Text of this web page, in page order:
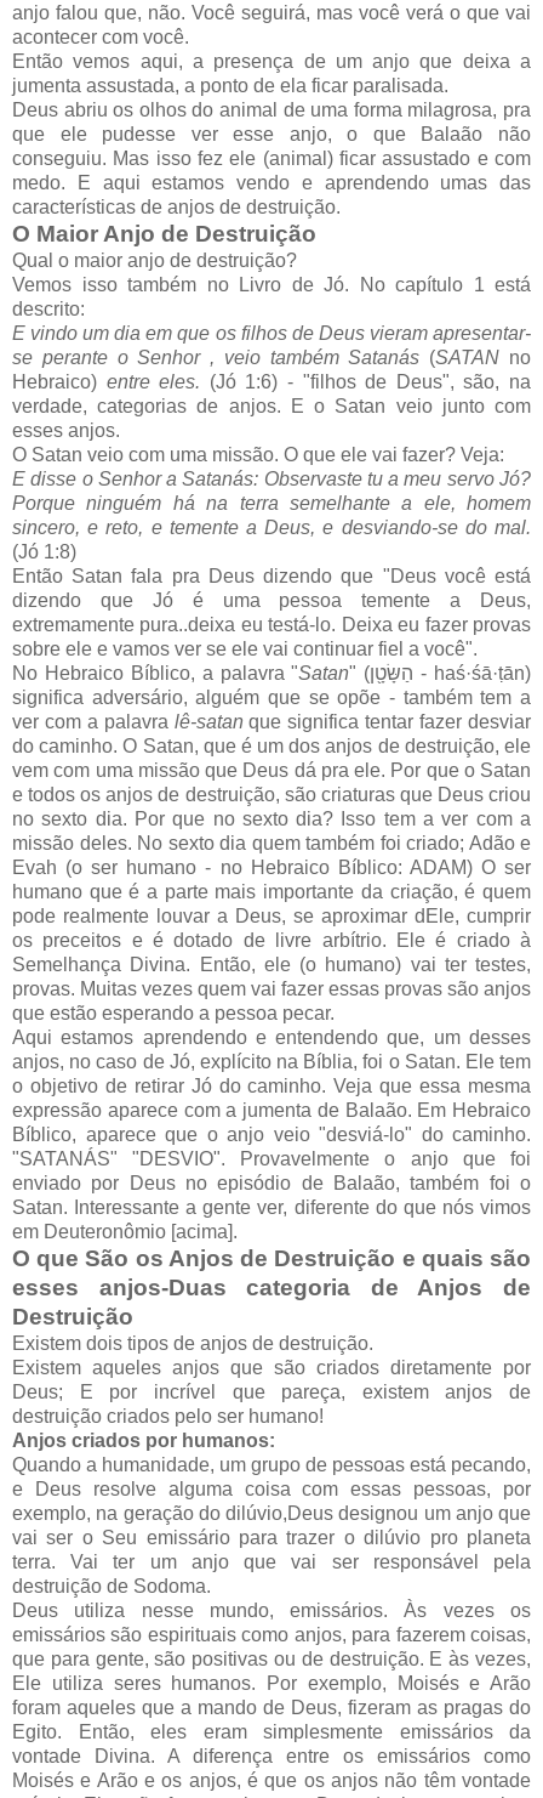
anjo falou que, não. Você seguirá, mas você verá o que vai
acontecer com você.
Então vemos aqui, a presença de um anjo que deixa a
jumenta assustada, a ponto de ela ficar paralisada.
Deus abriu os olhos do animal de uma forma milagrosa, pra
que ele pudesse ver esse anjo, o que Balaão não
conseguiu. Mas isso fez ele (animal) ficar assustado e com
medo. E aqui estamos vendo e aprendendo umas das
características de anjos de destruição.
O Maior Anjo de Destruição
Qual o maior anjo de destruição?
Vemos isso também no Livro de Jó. No capítulo 1 está
descrito:
E vindo um dia em que os filhos de Deus vieram apresentar-
se perante o Senhor , veio também Satanás (SATAN no
Hebraico) entre eles. (Jó 1:6) - "filhos de Deus", são, na
verdade, categorias de anjos. E o Satan veio junto com
esses anjos.
O Satan veio com uma missão. O que ele vai fazer? Veja:
E disse o Senhor a Satanás: Observaste tu a meu servo Jó?
Porque ninguém há na terra semelhante a ele, homem
sincero, e reto, e temente a Deus, e desviando-se do mal.
(Jó 1:8)
Então Satan fala pra Deus dizendo que "Deus você está
dizendo que Jó é uma pessoa temente a Deus,
extremamente pura..deixa eu testá-lo. Deixa eu fazer provas
sobre ele e vamos ver se ele vai continuar fiel a você".
No Hebraico Bíblico, a palavra "Satan" (הַשָּׂטָ֖ן - haś·śā·ṭān)
significa adversário, alguém que se opõe - também tem a
ver com a palavra lê-satan que significa tentar fazer desviar
do caminho. O Satan, que é um dos anjos de destruição, ele
vem com uma missão que Deus dá pra ele. Por que o Satan
e todos os anjos de destruição, são criaturas que Deus criou
no sexto dia. Por que no sexto dia? Isso tem a ver com a
missão deles. No sexto dia quem também foi criado; Adão e
Evah (o ser humano - no Hebraico Bíblico: ADAM) O ser
humano que é a parte mais importante da criação, é quem
pode realmente louvar a Deus, se aproximar dEle, cumprir
os preceitos e é dotado de livre arbítrio. Ele é criado à
Semelhança Divina. Então, ele (o humano) vai ter testes,
provas. Muitas vezes quem vai fazer essas provas são anjos
que estão esperando a pessoa pecar.
Aqui estamos aprendendo e entendendo que, um desses
anjos, no caso de Jó, explícito na Bíblia, foi o Satan. Ele tem
o objetivo de retirar Jó do caminho. Veja que essa mesma
expressão aparece com a jumenta de Balaão. Em Hebraico
Bíblico, aparece que o anjo veio "desviá-lo" do caminho.
"SATANÁS" "DESVIO". Provavelmente o anjo que foi
enviado por Deus no episódio de Balaão, também foi o
Satan. Interessante a gente ver, diferente do que nós vimos
em Deuteronômio [acima].
O que São os Anjos de Destruição e quais são
esses anjos-Duas categoria de Anjos de
Destruição
Existem dois tipos de anjos de destruição.
Existem aqueles anjos que são criados diretamente por
Deus; E por incrível que pareça, existem anjos de
destruição criados pelo ser humano!
Anjos criados por humanos:
Quando a humanidade, um grupo de pessoas está pecando,
e Deus resolve alguma coisa com essas pessoas, por
exemplo, na geração do dilúvio,Deus designou um anjo que
vai ser o Seu emissário para trazer o dilúvio pro planeta
terra. Vai ter um anjo que vai ser responsável pela
destruição de Sodoma.
Deus utiliza nesse mundo, emissários. Às vezes os
emissários são espirituais como anjos, para fazerem coisas,
que para gente, são positivas ou de destruição. E às vezes,
Ele utiliza seres humanos. Por exemplo, Moisés e Arão
foram aqueles que a mando de Deus, fizeram as pragas do
Egito. Então, eles eram simplesmente emissários da
vontade Divina. A diferença entre os emissários como
Moisés e Arão e os anjos, é que os anjos não têm vontade